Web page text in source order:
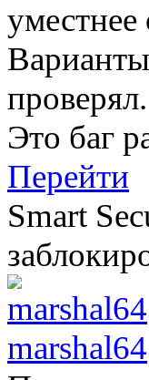
Это баг
Перейти
Smart
marshal64